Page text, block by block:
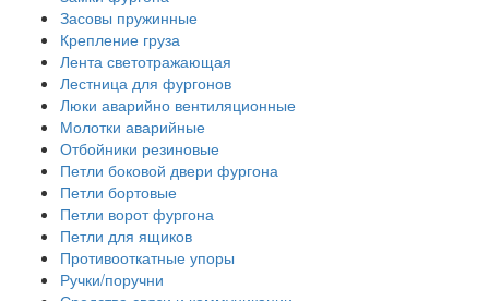
Засовы пружинные
Крепление груза
Лента светотражающая
Лестница для фургонов
Люки аварийно вентиляционные
Молотки аварийные
Отбойники резиновые
Петли боковой двери фургона
Петли бортовые
Петли ворот фургона
Петли для ящиков
Противооткатные упоры
Ручки/поручни